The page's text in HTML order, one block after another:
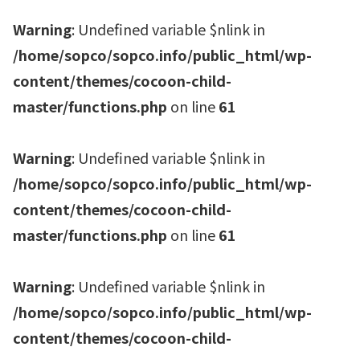
Warning: Undefined variable $nlink in
/home/sopco/sopco.info/public_html/wp-
content/themes/cocoon-child-
master/functions.php on line61
Warning: Undefined variable $nlink in
/home/sopco/sopco.info/public_html/wp-
content/themes/cocoon-child-
master/functions.php on line61
Warning: Undefined variable $nlink in
/home/sopco/sopco.info/public_html/wp-
content/themes/cocoon-child-